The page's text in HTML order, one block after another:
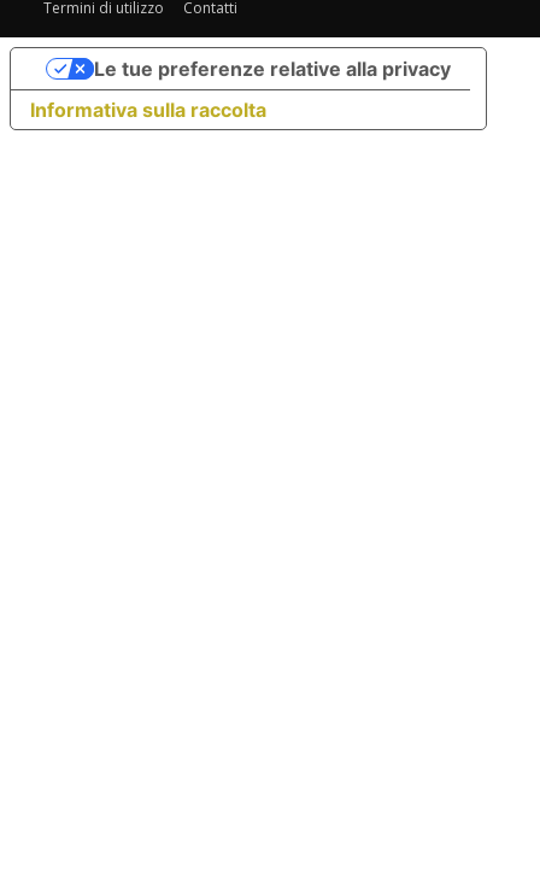
Termini di utilizzo
Contatti
Informativa sulla raccolta
Le tue preferenze relative alla privacy